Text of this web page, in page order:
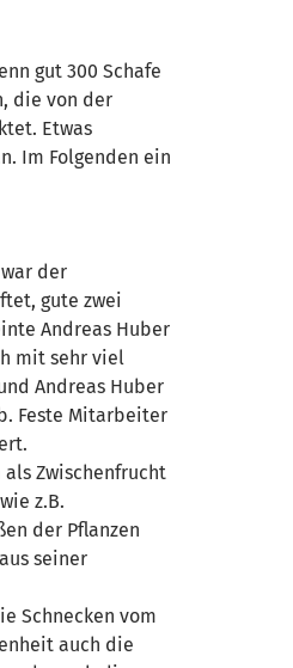
gut 300 Schafe
die von der
Etwas
Im Folgenden ein
der
gute zwei
Andreas Huber
mit sehr viel
Andreas Huber
Feste Mitarbeiter
Zwischenfrucht
z.B.
der Pflanzen
seiner
Schnecken vom
auch die